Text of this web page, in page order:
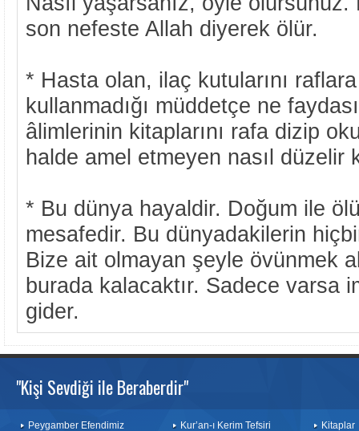
son nefeste Allah diyerek ölür.
* Hasta olan, ilaç kutularını
kullanmadığı müddetçe ne
âlimlerinin kitaplarını rafa dizip
halde amel etmeyen nasıl düzelir
* Bu dünya hayaldir. Doğum ile
mesafedir. Bu dünyadakilerin
Bize ait olmayan şeyle övünmek
burada kalacaktır. Sadece varsa
gider.
"Kişi Sevdiği ile Beraberdir"
Peygamber Efendimiz Kur’an-ı Kerim Tefsiri Kitaplar